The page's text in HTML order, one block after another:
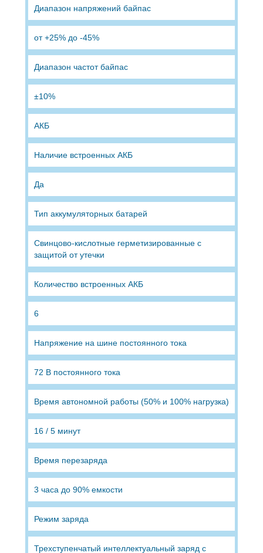
Диапазон напряжений байпас
от +25% до -45%
Диапазон частот байпас
±10%
АКБ
Наличие встроенных АКБ
Да
Тип аккумуляторных батарей
Свинцово-кислотные герметизированные с
защитой от утечки
Количество встроенных АКБ
6
Напряжение на шине постоянного тока
72 В постоянного тока
Время автономной работы (50% и 100% нагрузка)
16 / 5 минут
Время перезаряда
3 часа до 90% емкости
Режим заряда
Трехступенчатый интеллектуальный заряд с